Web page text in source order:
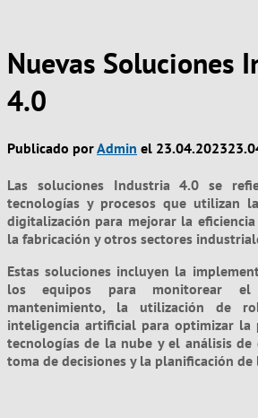
Nuevas Soluciones
4.0
Publicado porAdmin el 23.04.2023
Las soluciones Industria 4.0 se
tecnologías y procesos que utilizan
digitalización para mejorar la
la fabricación y otros sectores
Estas soluciones incluyen la
los equipos para monitorear
mantenimiento, la utilización de
inteligencia artificial para optimizar la
tecnologías de la nube y el análisis
toma de decisiones y la planificación